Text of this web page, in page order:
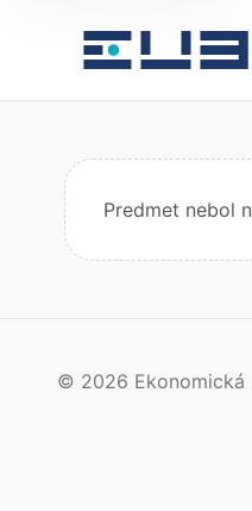
Predmet nebol
© 2026 Ekonomická